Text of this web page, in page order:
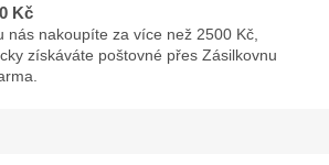
Kč
nás nakoupíte za více než 2500 Kč,
získáváte poštovné přes Zásilkovnu